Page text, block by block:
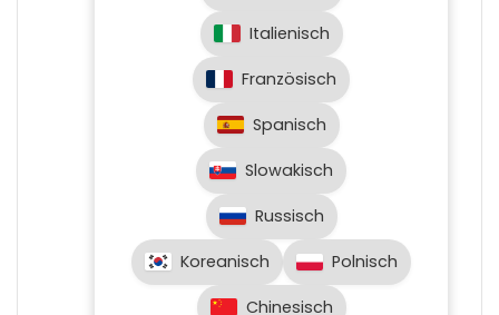
Italienisch
Französisch
Spanisch
Slowakisch
Russisch
Koreanisch Polnisch
Chinesisch